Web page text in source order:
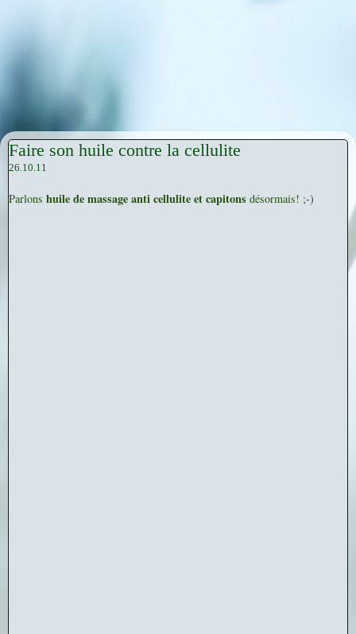
Faire son huile contre la cellulite
26.10.11
Parlons huile de massage anti cellulite et capitons désormais! ;-)